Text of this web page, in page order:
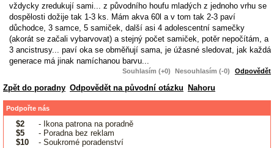
vždycky zredukují sami... z původního houfu mladých z jednoho vrhu se
dospělosti dožije tak 1-3 ks. Mám akva 60l a v tom tak 2-3 paví
důchodce, 3 samce, 5 samiček, další asi 4 adolescentní samečky
(akorát se začali vybarvovat) a stejný počet samiček, potěr nepočítám, a
3 ancistrusy... paví oka se obměňují sama, je úžasné sledovat, jak každá
generace má jinak namíchanou barvu...
Souhlasím (+0) Nesouhlasím (-0) Odpovědět
Zpět do poradny Odpovědět na původní otázku Nahoru
Podpořte nás
$2
- Ikona patrona na poradně
$5
- Poradna bez reklam
$10
- Soukromé poradenství